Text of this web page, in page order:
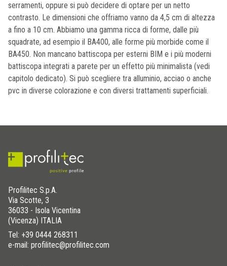
serramenti, oppure si può decidere di optare per un netto
contrasto. Le dimensioni che offriamo vanno da 4,5 cm di altezza
a fino a 10 cm. Abbiamo una gamma ricca di forme, dalle più
squadrate, ad esempio il BA400, alle forme più morbide come il
BA450. Non mancano battiscopa per esterni BIM e i più moderni
battiscopa integrati a parete per un effetto più minimalista (vedi
capitolo dedicato). Si può scegliere tra alluminio, acciao o anche
pvc in diverse colorazione e con diversi trattamenti superficiali.
Profilitec S.p.A.
Via Scotte, 3
36033 - Isola Vicentina
(Vicenza) ITALIA
Tel: +39 0444 268311
e-mail: profilitec@profilitec.com